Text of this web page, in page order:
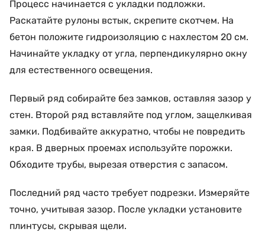
Процесс начинается с укладки подложки.
Раскатайте рулоны встык, скрепите скотчем. На
бетон положите гидроизоляцию с нахлестом 20 см.
Начинайте укладку от угла, перпендикулярно окну
для естественного освещения.
Первый ряд собирайте без замков, оставляя зазор у
стен. Второй ряд вставляйте под углом, защелкивая
замки. Подбивайте аккуратно, чтобы не повредить
края. В дверных проемах используйте порожки.
Обходите трубы, вырезая отверстия с запасом.
Последний ряд часто требует подрезки. Измеряйте
точно, учитывая зазор. После укладки установите
плинтусы, скрывая щели.